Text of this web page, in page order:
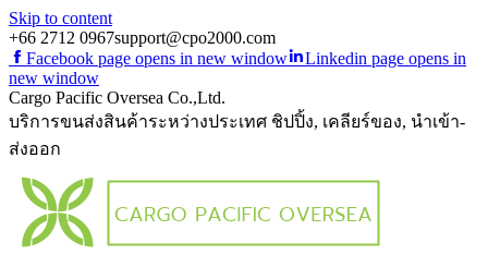
Skip to content
+66 2712 0967support@cpo2000.com
Facebook page opens in new window
Linkedin page opens in
new window
Cargo Pacific Oversea Co.,Ltd.
บริการขนส่งสินค้าระหว่างประเทศ ชิปปิ้ง, เคลียร์ของ, นำเข้า-
ส่งออก